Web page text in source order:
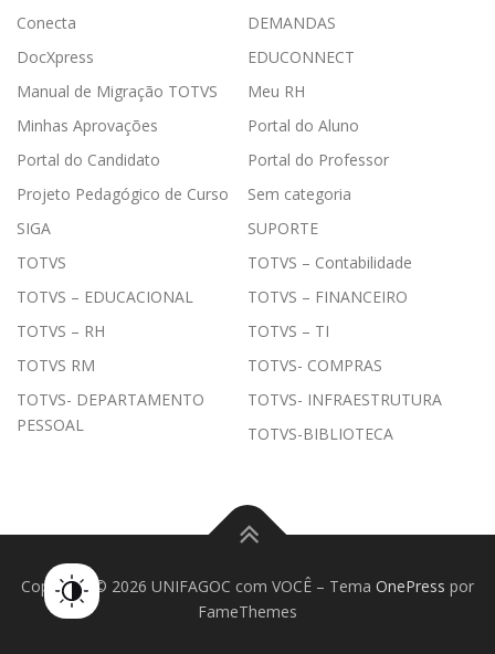
Conecta
DEMANDAS
DocXpress
EDUCONNECT
Manual de Migração TOTVS
Meu RH
Minhas Aprovações
Portal do Aluno
Portal do Candidato
Portal do Professor
Projeto Pedagógico de Curso
Sem categoria
SIGA
SUPORTE
TOTVS
TOTVS – Contabilidade
TOTVS – EDUCACIONAL
TOTVS – FINANCEIRO
TOTVS – RH
TOTVS – TI
TOTVS RM
TOTVS- COMPRAS
TOTVS- DEPARTAMENTO
PESSOAL
TOTVS- INFRAESTRUTURA
TOTVS-BIBLIOTECA
Copyright © 2026 UNIFAGOC com VOCÊ – Tema OnePress por
FameThemes